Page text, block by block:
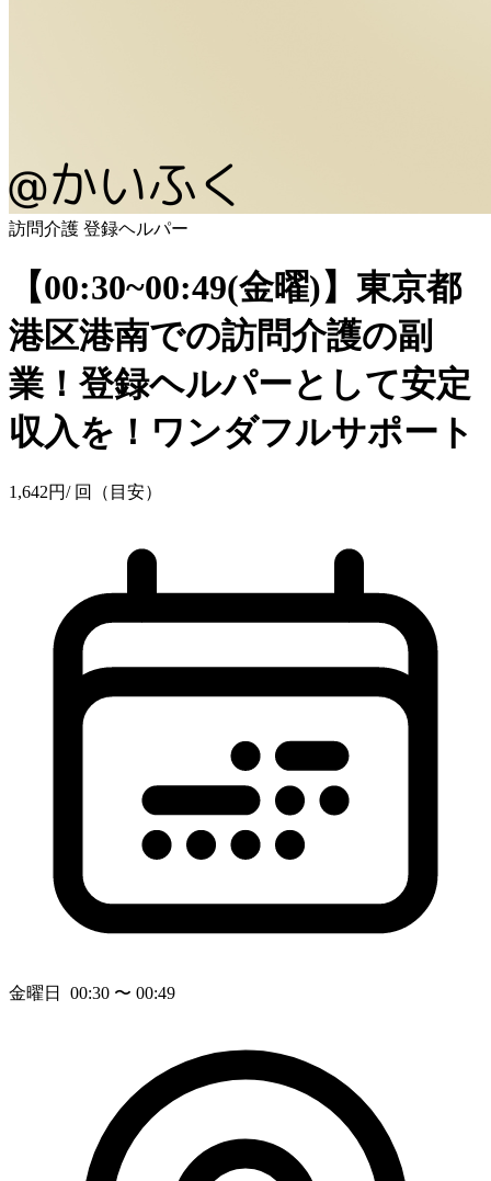
訪問介護 登録ヘルパー
【00:30~00:49(金曜)】東京都
港区港南での訪問介護の副
業！登録ヘルパーとして安定
収入を！ワンダフルサポート
1,642円/ 回（目安）
金曜日 00:30 〜 00:49